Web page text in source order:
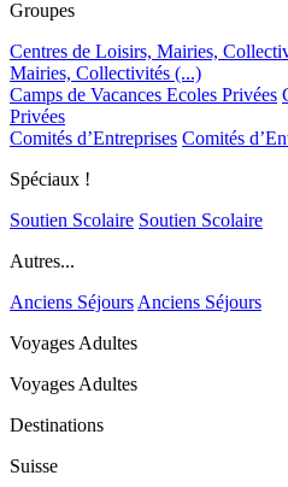
Groupes
Centres de Loisirs, Mairies,
Mairies, Collectivités (...)
Camps de Vacances Ecoles Privées
Privées
Comités d’Entreprises Comités
Spéciaux !
Soutien Scolaire Soutien Scolaire
Autres...
Anciens Séjours Anciens Séjours
Voyages Adultes
Voyages Adultes
Destinations
Suisse